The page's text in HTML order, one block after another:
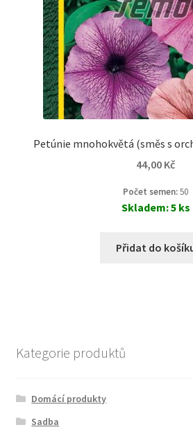
Petúnie mnohokvětá (směs s
44,00 Kč
Počet semen:50
Skladem: 5 ks
Přidat do
Kategorie produktů
Domácí produkty
Sadba